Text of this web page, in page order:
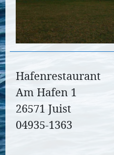
Hafenrestaurant
Am Hafen 1
26571 Juist
04935-1363